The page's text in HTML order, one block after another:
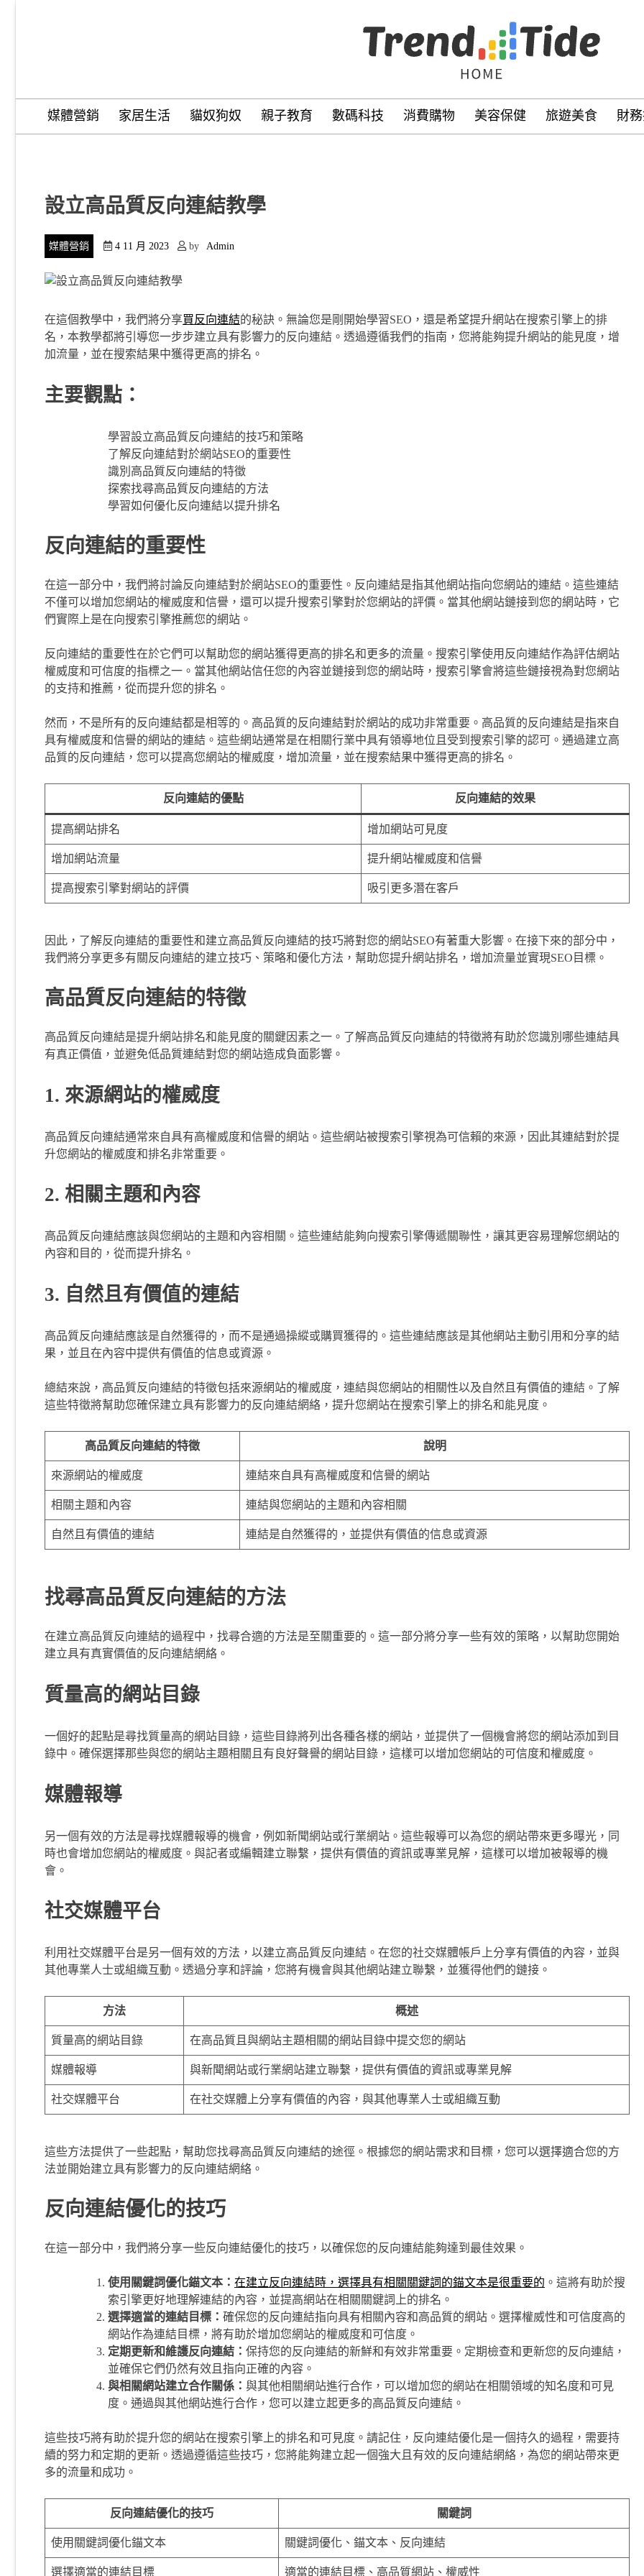
Trend Tide
媒體營銷 家居生活 貓奴狗奴 親子教育 數碼科技 消費購物 美容保健 旅遊美食 財
設立高品質反向連結教學
媒體營銷 4 11 月 2023 by Admin
在這個教學中，我們將分享買反向連結的秘訣。無論您是剛開始學習SEO，還是希望提升網站在搜索引擎上的排
名，本教學都將引導您一步步建立具有影響力的反向連結。透過遵循我們的指南，您將能夠提升網站的能見度，增
加流量，並在搜索結果中獲得更高的排名。
主要觀點：
學習設立高品質反向連結的技巧和策略
了解反向連結對於網站SEO的重要性
識別高品質反向連結的特徵
探索找尋高品質反向連結的方法
學習如何優化反向連結以提升排名
反向連結的重要性
在這一部分中，我們將討論反向連結對於網站SEO的重要性。反向連結是指其他網站指向您網站的連結。這些連結
不僅可以增加您網站的權威度和信譽，還可以提升搜索引擎對於您網站的評價。當其他網站鏈接到您的網站時，它
們實際上是在向搜索引擎推薦您的網站。
反向連結的重要性在於它們可以幫助您的網站獲得更高的排名和更多的流量。搜索引擎使用反向連結作為評估網站
權威度和可信度的指標之一。當其他網站信任您的內容並鏈接到您的網站時，搜索引擎會將這些鏈接視為對您網站
的支持和推薦，從而提升您的排名。
然而，不是所有的反向連結都是相等的。高品質的反向連結對於網站的成功非常重要。高品質的反向連結是指來自
具有權威度和信譽的網站的連結。這些網站通常是在相關行業中具有領導地位且受到搜索引擎的認可。通過建立高
品質的反向連結，您可以提高您網站的權威度，增加流量，並在搜索結果中獲得更高的排名。
反向連結的優點 反向連結的效果
提高網站排名 增加網站可見度
增加網站流量 提升網站權威度和信譽
提高搜索引擎對網站的評價 吸引更多潛在客戶
因此，了解反向連結的重要性和建立高品質反向連結的技巧將對您的網站SEO有著重大影響。在接下來的部分中，
我們將分享更多有關反向連結的建立技巧、策略和優化方法，幫助您提升網站排名，增加流量並實現SEO目標。
高品質反向連結的特徵
高品質反向連結是提升網站排名和能見度的關鍵因素之一。了解高品質反向連結的特徵將有助於您識別哪些連結具
有真正價值，並避免低品質連結對您的網站造成負面影響。
1. 來源網站的權威度
高品質反向連結通常來自具有高權威度和信譽的網站。這些網站被搜索引擎視為可信賴的來源，因此其連結對於提
升您網站的權威度和排名非常重要。
2. 相關主題和內容
高品質反向連結應該與您網站的主題和內容相關。這些連結能夠向搜索引擎傳遞關聯性，讓其更容易理解您網站的
內容和目的，從而提升排名。
3. 自然且有價值的連結
高品質反向連結應該是自然獲得的，而不是通過操縱或購買獲得的。這些連結應該是其他網站主動引用和分享的結
果，並且在內容中提供有價值的信息或資源。
總結來說，高品質反向連結的特徵包括來源網站的權威度，連結與您網站的相關性以及自然且有價值的連結。了解
這些特徵將幫助您確保建立具有影響力的反向連結網絡，提升您網站在搜索引擎上的排名和能見度。
高品質反向連結的特徵 說明
來源網站的權威度 連結來自具有高權威度和信譽的網站
相關主題和內容 連結與您網站的主題和內容相關
自然且有價值的連結 連結是自然獲得的，並提供有價值的信息或資源
找尋高品質反向連結的方法
在建立高品質反向連結的過程中，找尋合適的方法是至關重要的。這一部分將分享一些有效的策略，以幫助您開始
建立具有真實價值的反向連結網絡。
質量高的網站目錄
一個好的起點是尋找質量高的網站目錄，這些目錄將列出各種各樣的網站，並提供了一個機會將您的網站添加到目
錄中。確保選擇那些與您的網站主題相關且有良好聲譽的網站目錄，這樣可以增加您網站的可信度和權威度。
媒體報導
另一個有效的方法是尋找媒體報導的機會，例如新聞網站或行業網站。這些報導可以為您的網站帶來更多曝光，同
時也會增加您網站的權威度。與記者或編輯建立聯繫，提供有價值的資訊或專業見解，這樣可以增加被報導的機
會。
社交媒體平台
利用社交媒體平台是另一個有效的方法，以建立高品質反向連結。在您的社交媒體帳戶上分享有價值的內容，並與
其他專業人士或組織互動。透過分享和評論，您將有機會與其他網站建立聯繫，並獲得他們的鏈接。
方法 概述
質量高的網站目錄 在高品質且與網站主題相關的網站目錄中提交您的網站
媒體報導 與新聞網站或行業網站建立聯繫，提供有價值的資訊或專業見解
社交媒體平台 在社交媒體上分享有價值的內容，與其他專業人士或組織互動
這些方法提供了一些起點，幫助您找尋高品質反向連結的途徑。根據您的網站需求和目標，您可以選擇適合您的方
法並開始建立具有影響力的反向連結網絡。
反向連結優化的技巧
在這一部分中，我們將分享一些反向連結優化的技巧，以確保您的反向連結能夠達到最佳效果。
使用關鍵詞優化錨文本： 在建立反向連結時，選擇具有相關關鍵詞的錨文本是很重要的 。這將有助於搜
索引擎更好地理解連結的內容，並提高網站在相關關鍵詞上的排名。
選擇適當的連結目標： 確保您的反向連結指向具有相關內容和高品質的網站。選擇權威性和可信度高的
網站作為連結目標，將有助於增加您網站的權威度和可信度。
定期更新和維護反向連結： 保持您的反向連結的新鮮和有效非常重要。定期檢查和更新您的反向連結，
並確保它們仍然有效且指向正確的內容。
與相關網站建立合作關係： 與其他相關網站進行合作，可以增加您的網站在相關領域的知名度和可見
度。通過與其他網站進行合作，您可以建立起更多的高品質反向連結。
這些技巧將有助於提升您的網站在搜索引擎上的排名和可見度。請記住，反向連結優化是一個持久的過程，需要持
續的努力和定期的更新。透過遵循這些技巧，您將能夠建立起一個強大且有效的反向連結網絡，為您的網站帶來更
多的流量和成功。
反向連結優化的技巧 關鍵詞
使用關鍵詞優化錨文本 關鍵詞優化、錨文本、反向連結
選擇適當的連結目標 適當的連結目標、高品質網站、權威性